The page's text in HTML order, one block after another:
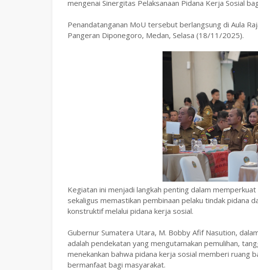
mengenai Sinergitas Pelaksanaan Pidana Kerja Sosial
‎Penandatanganan MoU tersebut berlangsung di Aula
Pangeran Diponegoro, Medan, Selasa (18/11/2025).
‎Kegiatan ini menjadi langkah penting dalam
sekaligus memastikan pembinaan pelaku tindak pidana
konstruktif melalui pidana kerja sosial.
‎Gubernur Sumatera Utara, M. Bobby Afif Nasution,
adalah pendekatan yang mengutamakan pemulihan,
menekankan bahwa pidana kerja sosial memberi ruang
bermanfaat bagi masyarakat.